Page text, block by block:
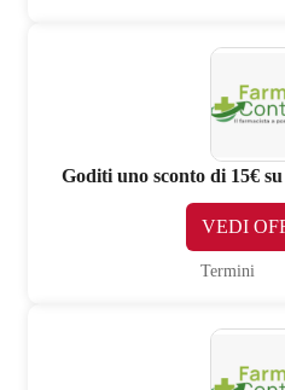
Goditi uno sconto di 15€ su
VEDI
Termini